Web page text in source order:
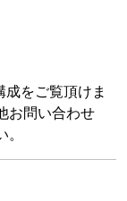
をご覧頂けま
お問い合わせ